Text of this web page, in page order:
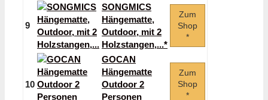
9
SONGMICS
Hängematte,
Outdoor, mit 2
Holzstangen,...*
Zum
Shop
*
10
GOCAN
Hängematte
Outdoor 2
Personen
Zum
Shop
*